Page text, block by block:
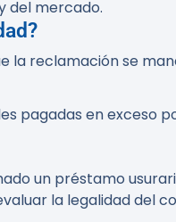
del mercado.
la reclamación se
pagadas en exceso
un préstamo
la legalidad del